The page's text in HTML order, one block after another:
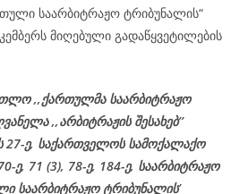
საარბიტრაჟო ტრიბუნალის“
მიღებული გადაწყვეტილების
,,ქართულმა საარბიტრაჟო
,,არბიტრაჟის შესახებ’’
27-ე, საქართველოს სამოქალაქო
ე, 71 (3), 78-ე, 184-ე, საარბიტრაჟო
საარბიტრაჟო ტრიბუნალის’